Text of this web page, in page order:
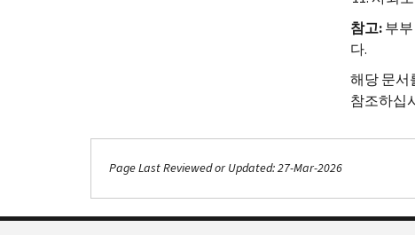
참고:부부
다.
해당 문서
참조하십
Page Last Reviewed or Updated: 27-Mar-2026